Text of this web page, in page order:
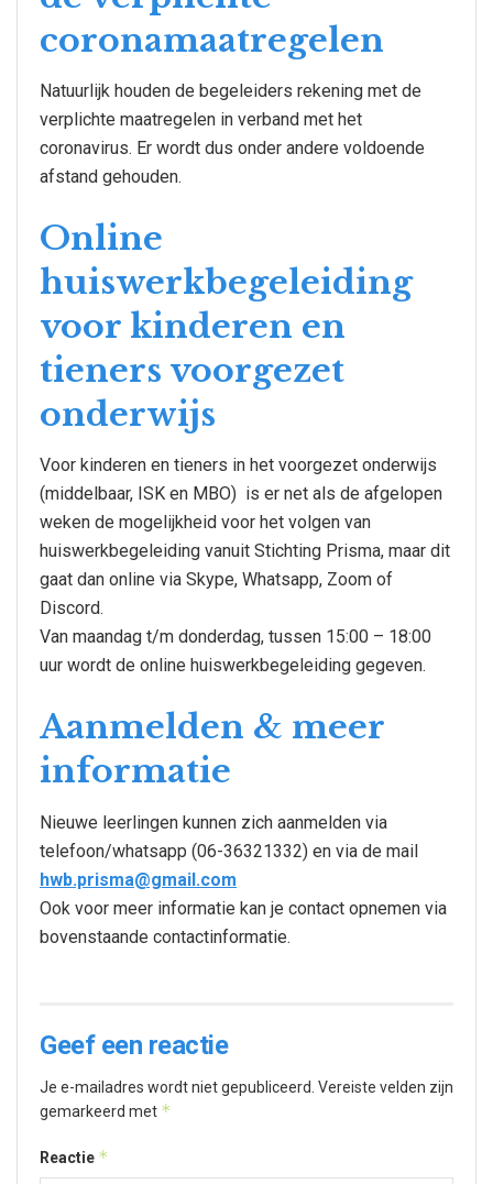
coronamaatregelen
Natuurlijk houden de begeleiders rekening met de
verplichte maatregelen in verband met het
coronavirus. Er wordt dus onder andere voldoende
afstand gehouden.
Online
huiswerkbegeleiding
voor kinderen en
tieners voorgezet
onderwijs
Voor kinderen en tieners in het voorgezet onderwijs
(middelbaar, ISK en MBO) is er net als de afgelopen
weken de mogelijkheid voor het volgen van
huiswerkbegeleiding vanuit Stichting Prisma, maar dit
gaat dan online via Skype, Whatsapp, Zoom of
Discord.
Van maandag t/m donderdag, tussen 15:00 – 18:00
uur wordt de online huiswerkbegeleiding gegeven.
Aanmelden & meer
informatie
Nieuwe leerlingen kunnen zich aanmelden via
telefoon/whatsapp (06-36321332) en via de mail
hwb.prisma@gmail.com
Ook voor meer informatie kan je contact opnemen via
bovenstaande contactinformatie.
Geef een reactie
Je e-mailadres wordt niet gepubliceerd. Vereiste velden zijn
gemarkeerd met *
Reactie *